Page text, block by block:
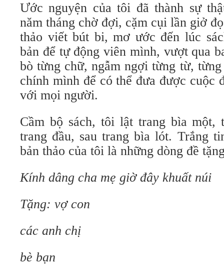
Ước nguyện của tôi đã thành sự
năm tháng chờ đợi, cặm cụi lần giở
thảo viết bút bi, mơ ước đến lúc
bản để tự động viên mình, vượt qua
bò từng chữ, ngẫm ngợi từng từ,
chính mình để có thể đưa được cuộc
với mọi người.
Cầm bộ sách, tôi lật trang bìa một,
trang đầu, sau trang bìa lót. Trắng
bản thảo của tôi là những dòng đề
Kính dâng cha mẹ giờ đây khuất núi
Tặng: vợ con
các anh chị
bè bạn